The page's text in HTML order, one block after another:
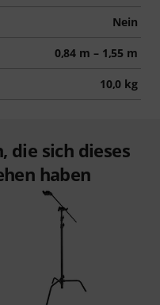
Nein
0,84 m – 1,55 m
10,0 kg
die sich dieses
haben